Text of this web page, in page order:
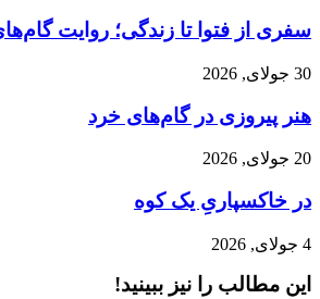
سفری از فتوا تا زندگی؛ روایت
30 جولای, 2026
هنر پیروزی در گام‌های خرد
20 جولای, 2026
در خاکسپاریِ یک کوه
4 جولای, 2026
این مطالب را نیز ببینید!